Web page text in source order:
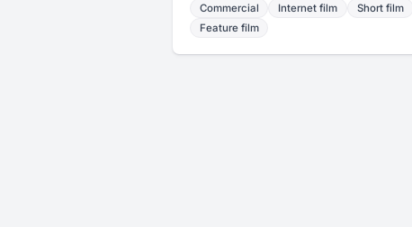
Commercial Internet film
Short film
Feature film